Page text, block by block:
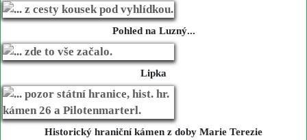
Pohled na Luzný...
Lipka
Historický hraniční kámen z doby Marie Terezie